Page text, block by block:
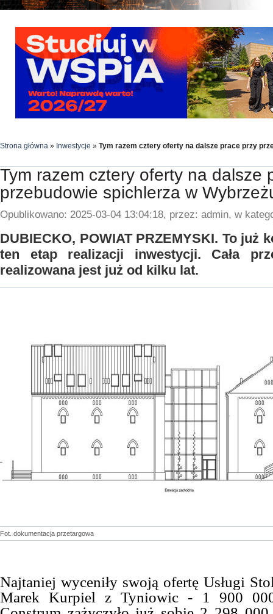
Strona główna » Inwestycje » Tym razem cztery oferty na dalsze prace przy
Tym razem cztery oferty na dalsze
przebudowie spichlerza w
Opublikowano: 2025-03-04 13:04:18, przez: admin, w
DUBIECKO, POWIAT PRZEMYSKI. To już
ten etap realizacji inwestycji. Cała
realizowana jest już od kilku lat.
Fot. dokumentacja przetargowa
Najtaniej wyceniły swoją ofertę Usługi
Marek Kurpiel z Tyniowic - 1 900